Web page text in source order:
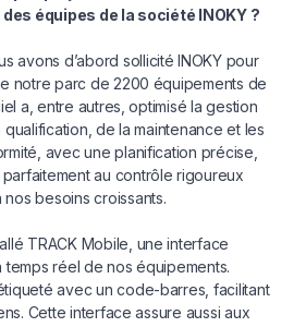
des équipes de la société INOKY ?
avons d’abord sollicité INOKY pour
notre parc de 2200 équipements de
a, entre autres, optimisé la gestion
qualification, de la maintenance et les
avec une planification précise,
au contrôle rigoureux
besoins croissants.
TRACK Mobile, une interface
temps réel de nos équipements.
avec un code-barres, facilitant
Cette interface assure aussi aux